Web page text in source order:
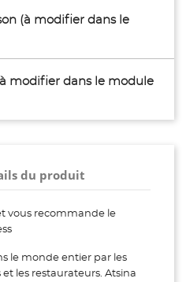
(à modifier dans le
modifier dans le module
du produit
vous recommande le
le monde entier par les
les restaurateurs. Atsina